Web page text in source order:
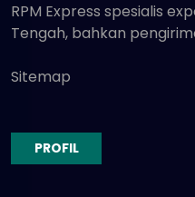
RPM Express spesialis
Tengah, bahkan
Sitemap
PROFIL